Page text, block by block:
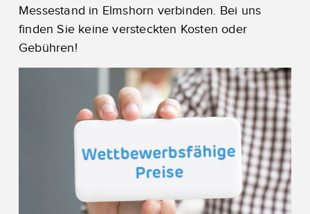
Messestand in Elmshorn verbinden. Bei uns
finden Sie keine versteckten Kosten oder
Gebühren!